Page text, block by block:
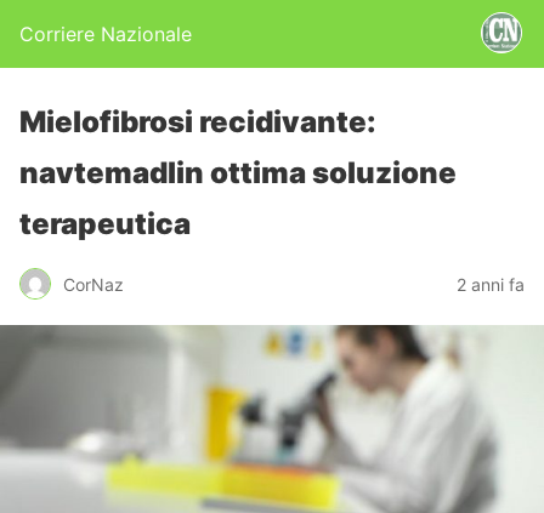
Corriere Nazionale
Mielofibrosi recidivante:
navtemadlin ottima soluzione
terapeutica
CorNaz 2 anni fa